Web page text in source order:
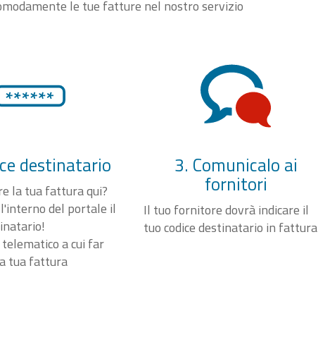
le tue fatture nel nostro servizio
destinatario
la tua fattura qui?
del portale il
a cui far
tua fattura
3. Comunicalo ai
fornitori
Il tuo fornitore dovrà indicare il
tuo codice destinatario in fattura